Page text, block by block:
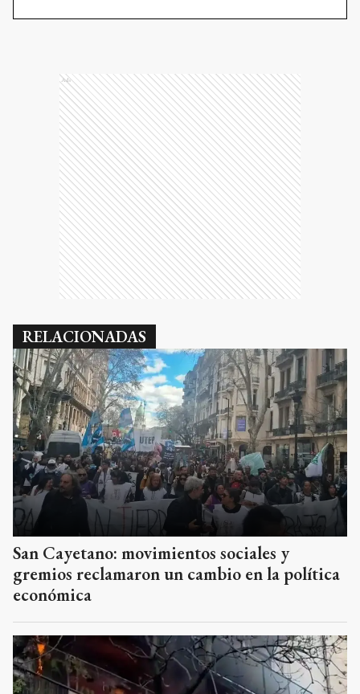
Ads
RELACIONADAS
San Cayetano: movimientos sociales y
gremios reclamaron un cambio en la política
económica